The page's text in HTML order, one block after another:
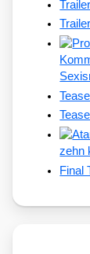
zehn
Final